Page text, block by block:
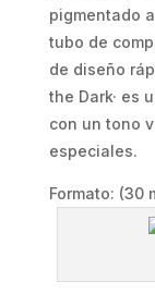
pigmentado
tubo de
de diseño
the Dark· es
con un tono
especiales.
Formato: (30